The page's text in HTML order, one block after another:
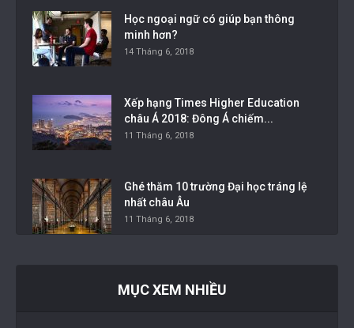
Học ngoại ngữ có giúp bạn thông
minh hơn?
14 Tháng 6, 2018
Xếp hạng Times Higher Education
châu Á 2018: Đông Á chiếm...
11 Tháng 6, 2018
Ghé thăm 10 trường Đại học tráng lệ
nhất châu Âu
11 Tháng 6, 2018
MỤC XEM NHIỀU